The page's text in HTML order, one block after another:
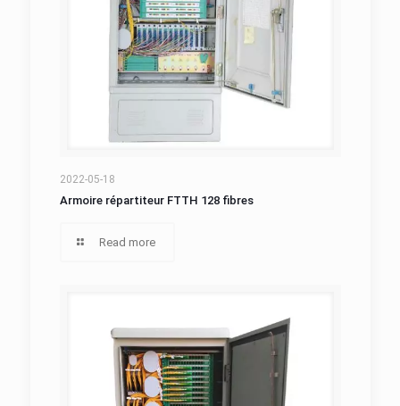
Armoire répartiteur FTTH 128 fibres
2022-05-18
Armoire répartiteur FTTH 128 fibres
Read more